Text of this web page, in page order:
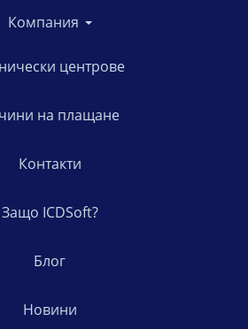
Компания
центрове
на плащане
Контакти
Защо ICDSoft?
Блог
Новини